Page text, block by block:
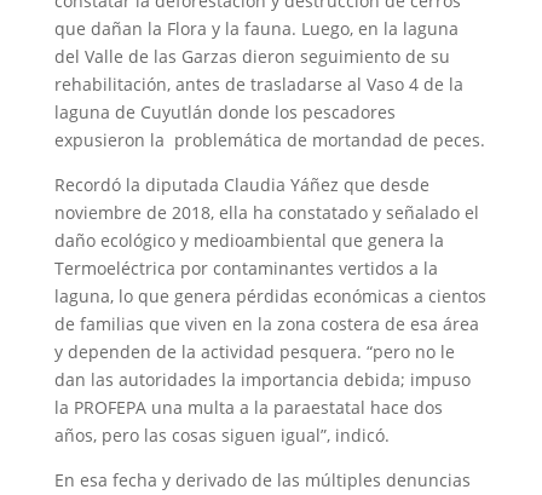
que dañan la Flora y la fauna. Luego, en la laguna
del Valle de las Garzas dieron seguimiento de su
rehabilitación, antes de trasladarse al Vaso 4 de la
laguna de Cuyutlán donde los pescadores
expusieron la problemática de mortandad de peces.
Recordó la diputada Claudia Yáñez que desde
noviembre de 2018, ella ha constatado y señalado el
daño ecológico y medioambiental que genera la
Termoeléctrica por contaminantes vertidos a la
laguna, lo que genera pérdidas económicas a cientos
de familias que viven en la zona costera de esa área
y dependen de la actividad pesquera. “pero no le
dan las autoridades la importancia debida; impuso
la PROFEPA una multa a la paraestatal hace dos
años, pero las cosas siguen igual”, indicó.
En esa fecha y derivado de las múltiples denuncias